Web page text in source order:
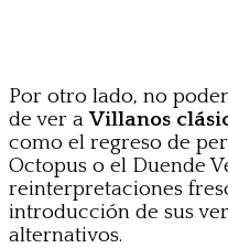
Por otro lado, no
de ver aVillanos
como el regreso de
Octopus o el Duende
reinterpretaciones
introducción de sus
alternativos.